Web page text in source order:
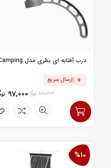
درب آفتابه ای بطری مدل Camping
ارسال سریع
100,000
97,000
%10